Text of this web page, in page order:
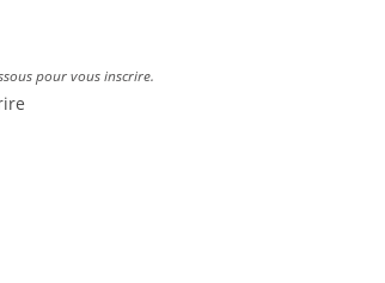
pour vous inscrire.